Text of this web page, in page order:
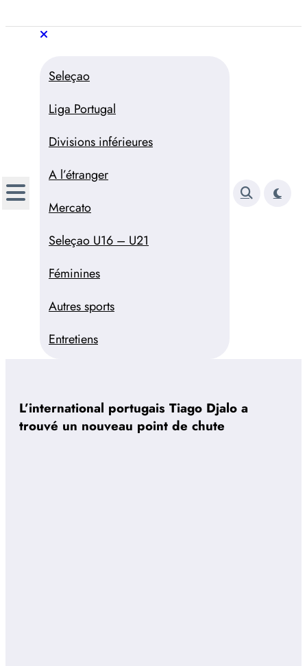
au
Trivela
L'actualité du football portugais
Seleçao
Liga Portugal
Divisions inférieures
A l’étranger
Mercato
Seleçao U16 – U21
Féminines
Autres sports
Entretiens
L’international portugais Tiago Djalo a
trouvé un nouveau point de chute